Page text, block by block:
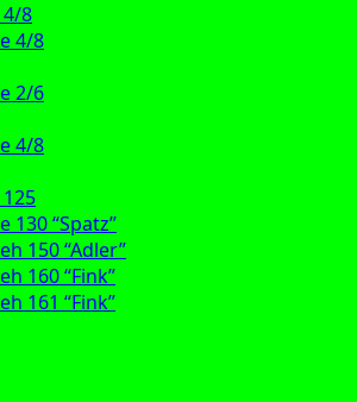
4/8
4/8
2/6
4/8
125
130 “Spatz”
150 “Adler”
160 “Fink”
161 “Fink”